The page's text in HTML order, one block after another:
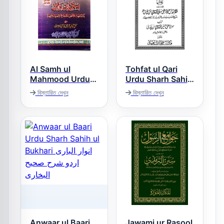
Al Samh ul
Mahmood Urdu
Sharh Abu
Dawood 2 السمح
المحمود اردو شرح
سنن ابی داؤد
বিস্তারিত দেখুন
Tohfat ul Qari
Urdu Sharh Sahih
ul Bukhari تحفۃ
القاری اردو شرح
صحیح البخاری
বিস্তারিত দেখুন